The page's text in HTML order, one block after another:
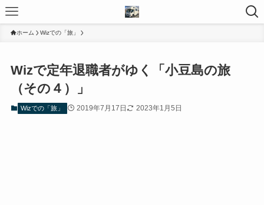
ホーム Wizでの「旅」
Wizで定年退職者がゆく「小豆島の旅
（その４）」
Wizでの「旅」 2019年7月17日 2023年1月5日